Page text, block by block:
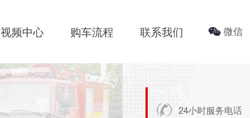
微信
视频中心 购车流程 联系我们
24小时服务电话